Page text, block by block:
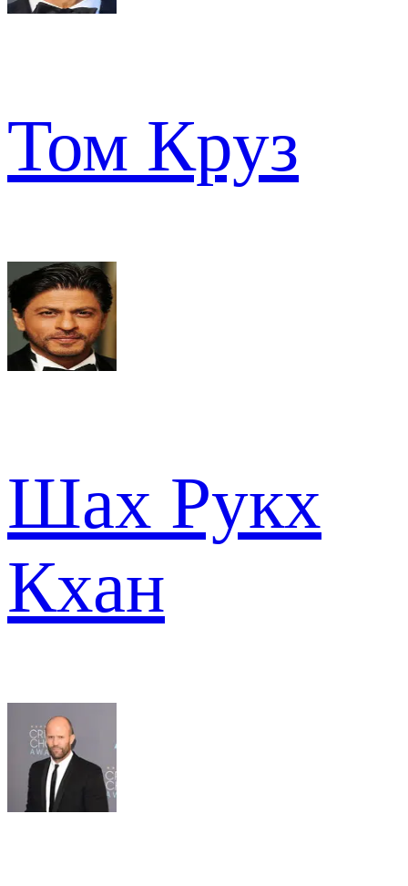
Том Круз
Шах Рукх
Кхан